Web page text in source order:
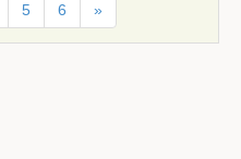
5 6 »